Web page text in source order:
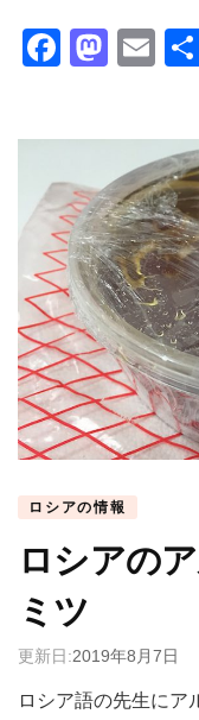
ロシアの情報
ロシアの
ミツ
更新日:2019年8月7日
ロシア語の先生にア